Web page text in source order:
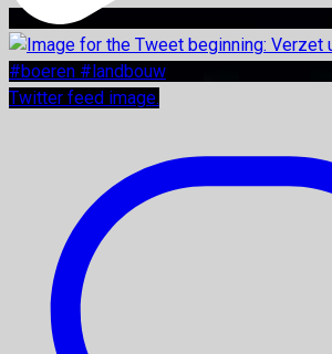
Twitter feed image.